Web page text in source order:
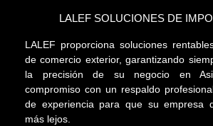
LALEF SOLUCIONES DE
LALEF proporciona soluciones
de comercio exterior, garantizando
la precisión de su negocio en
compromiso con un respaldo
de experiencia para que su empresa
más lejos.